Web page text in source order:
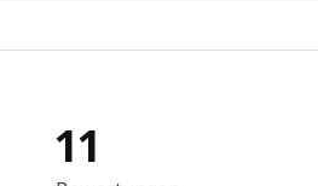
11